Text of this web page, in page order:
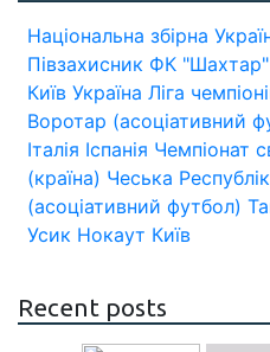
Національна збірна
Півзахисник ФК
Київ Україна Ліга
Воротар (асоціативний
Італія Іспанія Чемпіонат
(країна) Чеська
(асоціативний футбол)
Усик Нокаут Київ
Recent posts